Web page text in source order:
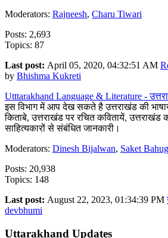
Moderators: Rajneesh, Charu Tiwari
Posts: 2,693
Topics: 87
Last post: April 05, 2020, 04:32:51 AM
by Bhishma Kukreti
Utttarakhand Language & Literature -
इस विभाग में आप देख सकते है उत्तराखंड की
किताबे, उत्तराखंड पर रचित कवितायें,
साहित्यकारों से संबंधित जानकारी।
Moderators: Dinesh Bijalwan, Saket
Posts: 20,938
Topics: 148
Last post: August 22, 2023, 01:34:39 PM
devbhumi
Uttarakhand Updates